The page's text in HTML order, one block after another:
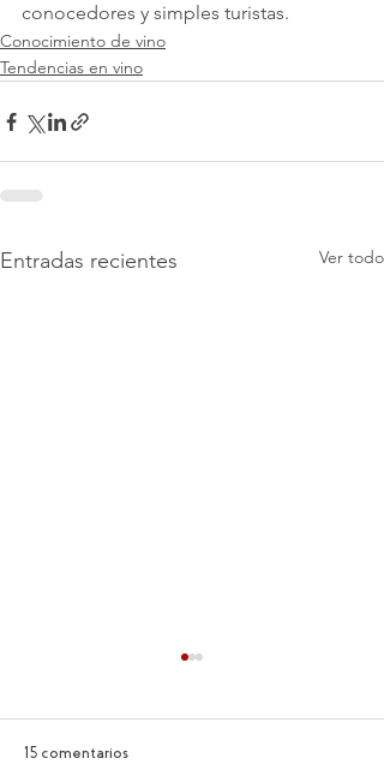
conocedores y simples turistas.
Conocimiento de vino
Tendencias en vino
Entradas recientes Ver todo
15 comentarios